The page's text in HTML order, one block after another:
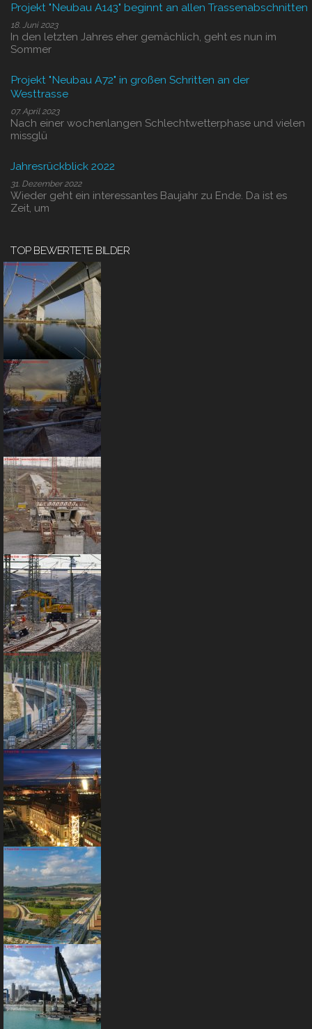
Projekt "Neubau A143" beginnt an allen Trassenabschnitten
18. Juni 2023
In den letzten Jahres eher gemächlich, geht es nun im
Sommer
Projekt "Neubau A72" in großen Schritten an der
Westtrasse
07. April 2023
Nach einer wochenlangen Schlechtwetterphase und vielen
missglü
Jahresrückblick 2022
31. Dezember 2022
Wieder geht ein interessantes Baujahr zu Ende. Da ist es
Zeit, um
TOP BEWERTETE BILDER